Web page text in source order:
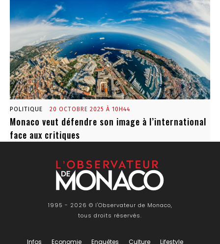
POLITIQUE 20 OCTOBRE 2025 À 10H44
Monaco veut défendre son image à l’international
face aux critiques
1995 - 2026 © l'Observateur de Monaco,
tous droits réservés.
Infos Economie Enquêtes Culture Lifestyle